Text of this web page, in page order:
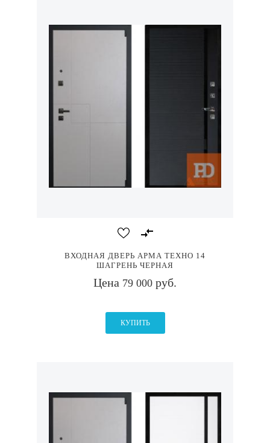
ВХОДНАЯ ДВЕРЬ АРМА ТЕХНО 14
ШАГРЕНЬ ЧЕРНАЯ
Цена 79 000 руб.
КУПИТЬ